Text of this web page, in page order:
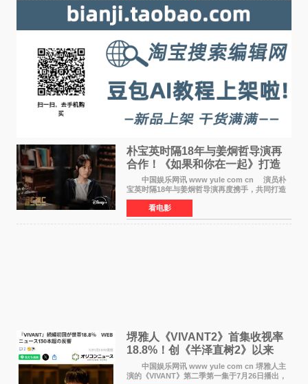
朴宝英时隔18年与姜炯哲导演再
合作！《如果和你在一起》打造
奇幻浪漫喜剧
中国娱乐网讯 www yule com cn 演员朴
宝英时隔18年与姜炯哲导演再度携手，共同打造
备受期待的浪漫喜剧新作《如果和你在一起》
（暂定名）。据OSEN报道，朴宝英将出演该片
女主角，自2008年《
看电影
堺雅人《VIVANT2》首集收视率
18.8%！创《半泽直树2》以来
TBS周日剧场最高开局
中国娱乐网讯 www yule com cn 堺雅人主
演的《VIVANT》第二季第一集于7月26日播出，